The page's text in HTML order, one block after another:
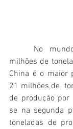
milhões de
China é o maior
21 milhões de
de produção
se na segunda
toneladas de